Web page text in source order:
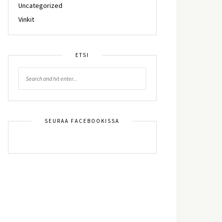
Uncategorized
Vinkit
ETSI
SEURAA FACEBOOKISSA